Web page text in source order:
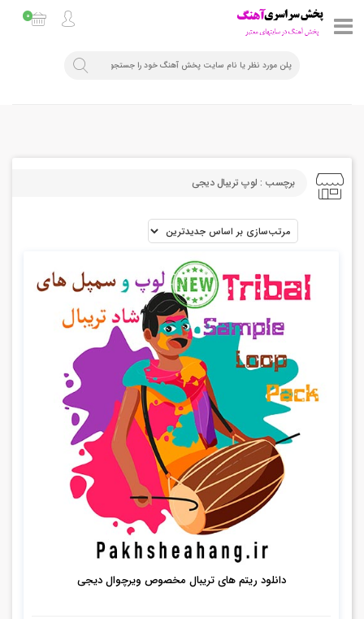
0
برچسب : لوپ تریبال دیجی
دانلود ریتم های تریبال مخصوص ویرچوال دیجی